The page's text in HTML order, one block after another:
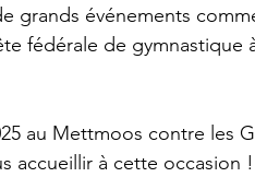
grands événements
fédérale de gymnastique
au Mettmoos contre les
accueillir à cette occasion !